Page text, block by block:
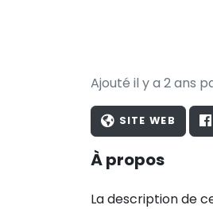
Ajouté il y a 2 ans
SITE WEB
À propos
La description de